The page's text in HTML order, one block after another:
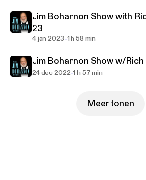
Jim Bohannon Show with
23
4 jan 2023-1 h 58 min
Jim Bohannon Show w/
24 dec 2022-1 h 57 min
Meer tonen